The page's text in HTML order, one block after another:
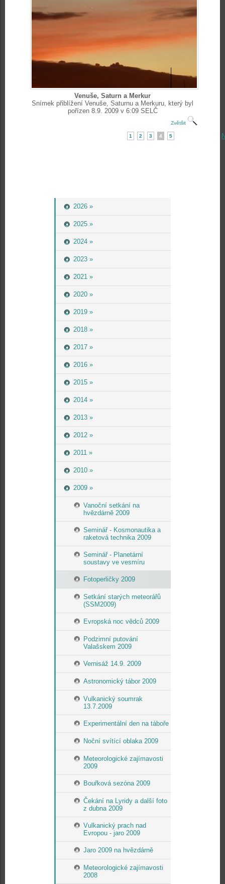
2026 »
2025 »
2024 »
2023 »
2021 »
2020 »
2019 »
2018 »
2017 »
2016 »
2015 »
2014 »
2013 »
2012 »
2011 »
2010 »
2009 »
Vanoční setkání na
hvězdárně 2009
Seminář - Kosmonautika a
raketová technika 2009
Seminář - Planetární
soustavy ve vesmíru
Fotoperličky 2009
Setkání starých meteorářů
(SSM2009)
Evropská noc vědců 2009
Podzimní putování
Valašskem 2009
Vernisáž 14.9. 2009
Astronomický tábor 2009
Vulkanický soumrak
13.7.2009
Experimentální den na táboře
Noční svítící oblaka 2009
Meteorologické zajímavosti
2009
Bouřková sezóna 2009
Čekání na Lyridy a další foto
z dubna 2009
Vulkanický prach nad
Evropou - jaro 2009
Jaro 2009 na hvězdárně
Meteorologické zajímavosti
2008
Venuše, Saturn a Merkur
Snímek přiblížení Venuše, Saturnu a Merkuru, který byl
pořízen 8.9. 2009 v 6:09 SELČ
Zvětšit
1 2 3 4 5